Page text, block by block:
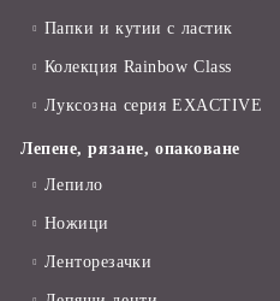
Папки и кутии с ластик
Колекция Rainbow Class
Луксозна серия EXACTIVE
Лепене, рязане, опаковане
Лепило
Ножици
Ленторезачки